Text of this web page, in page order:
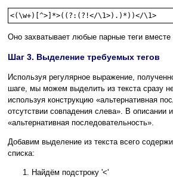
<(\w+)[^>]*>((?:(?!</\1>).)*))</\1>
Оно захватывает любые парные теги
Шаг 3. Выделение требуемых тегов
Используя регулярное выражение,
шаге, мы можем выделить из текста сразу
используя конструкцию «альтернативная
отсутствии совпадения слева». В описании
«альтернативная последовательность».
Добавим выделение из текста всего
списка:
Найдём подстроку '<'